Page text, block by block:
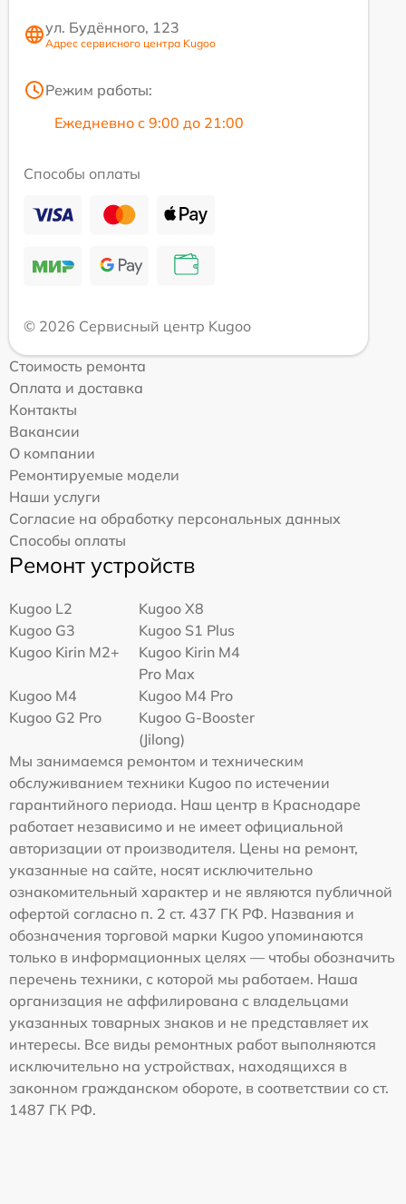
ул. Будённого, 123
Адрес сервисного центра Kugoo
Режим работы:
Ежедневно с 9:00 до 21:00
Способы оплаты
© 2026 Сервисный центр Kugoo
Стоимость ремонта
Оплата и доставка
Контакты
Вакансии
О компании
Ремонтируемые модели
Наши услуги
Согласие на обработку персональных данных
Способы оплаты
Ремонт устройств
Kugoo L2
Kugoo X8
Kugoo G3
Kugoo S1 Plus
Kugoo Kirin M2+
Kugoo Kirin M4
Pro Max
Kugoo M4
Kugoo M4 Pro
Kugoo G2 Pro
Kugoo G-Booster
(Jilong)
Мы занимаемся ремонтом и техническим
обслуживанием техники Kugoo по истечении
гарантийного периода. Наш центр в Краснодаре
работает независимо и не имеет официальной
авторизации от производителя. Цены на ремонт,
указанные на сайте, носят исключительно
ознакомительный характер и не являются публичной
офертой согласно п. 2 ст. 437 ГК РФ. Названия и
обозначения торговой марки Kugoo упоминаются
только в информационных целях — чтобы обозначить
перечень техники, с которой мы работаем. Наша
организация не аффилирована с владельцами
указанных товарных знаков и не представляет их
интересы. Все виды ремонтных работ выполняются
исключительно на устройствах, находящихся в
законном гражданском обороте, в соответствии со ст.
1487 ГК РФ.